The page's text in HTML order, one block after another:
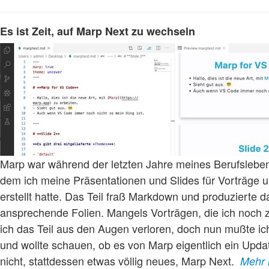
Es ist Zeit, auf Marp Next zu wechseln
Marp war während der letzten Jahre meines
dem ich meine Präsentationen und Slides für Vorträge
erstellt hatte. Das Teil fraß Markdown und produzierte
ansprechende Folien. Mangels Vorträgen, die ich noch
ich das Teil aus den Augen verloren, doch nun mußte
und wollte schauen, ob es von Marp eigentlich ein
nicht, stattdessen etwas völlig neues, Marp Next.